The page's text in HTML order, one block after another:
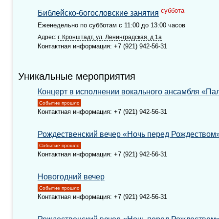
Библейско-богословские занятия суббота
Еженедельно по субботам с 11:00 до 13:00 часов
Адрес: г. Кронштадт, ул. Ленинградская, д 1а
Контактная информация: +7 (921) 942-56-31
Уникальные мероприятия
Концерт в исполнении вокального ансамбля
Событие прошло
Контактная информация: +7 (921) 942-56-31
Рождественский вечер «Ночь перед
Событие прошло
Контактная информация: +7 (921) 942-56-31
Новогодний вечер
Событие прошло
Контактная информация: +7 (921) 942-56-31